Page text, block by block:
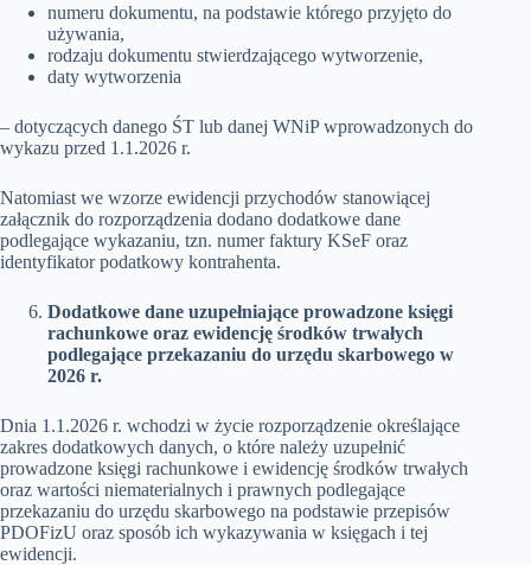
numeru dokumentu, na podstawie którego przyjęto do
używania,
rodzaju dokumentu stwierdzającego wytworzenie,
daty wytworzenia
– dotyczących danego ŚT lub danej WNiP wprowadzonych do
wykazu przed 1.1.2026 r.
Natomiast we wzorze ewidencji przychodów stanowiącej
załącznik do rozporządzenia dodano dodatkowe dane
podlegające wykazaniu, tzn. numer faktury KSeF oraz
identyfikator podatkowy kontrahenta.
Dodatkowe dane uzupełniające prowadzone księgi
rachunkowe oraz ewidencję środków trwałych
podlegające przekazaniu do urzędu skarbowego w
2026 r.
Dnia 1.1.2026 r. wchodzi w życie rozporządzenie określające
zakres dodatkowych danych, o które należy uzupełnić
prowadzone księgi rachunkowe i ewidencję środków trwałych
oraz wartości niematerialnych i prawnych podlegające
przekazaniu do urzędu skarbowego na podstawie przepisów
PDOFizU oraz sposób ich wykazywania w księgach i tej
ewidencji.